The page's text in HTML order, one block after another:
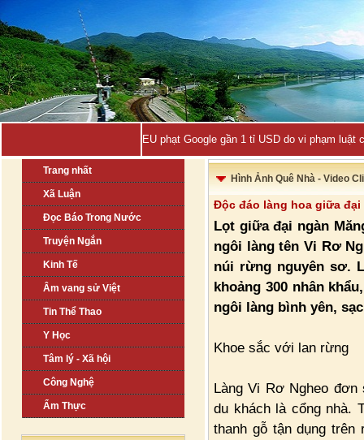
EU phạt Google gần 1 tỉ USD do vi phạm luật
Trang nhất
Xã Luận
Đọc Báo Trong Nước
Truyện Ngắn
Kinh Tế
Âm vang sử Việt
Tin Thể Thao
Y Học
Tâm lý - Xã hội
Công Nghệ
Ẩm Thực
Hình Ảnh Quê Nhà - Video
Độc đáo làng hoa giữa đại
Lọt giữa đại ngàn
ngôi làng tên Vi Rơ
núi rừng nguyên sơ.
khoảng 300 nhân
ngôi làng bình yên,
Khoe sắc với lan rừng
Làng Vi Rơ Ngheo
du khách là cổng nhà.
thanh gỗ tận dụng